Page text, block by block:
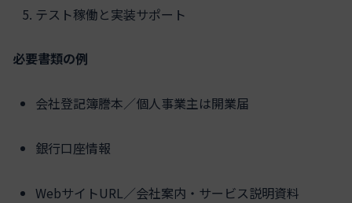
テスト稼働と実装サポート
必要書類の例
会社登記簿謄本／個人事業主は開業届
銀行口座情報
WebサイトURL／会社案内・サービス説明資料